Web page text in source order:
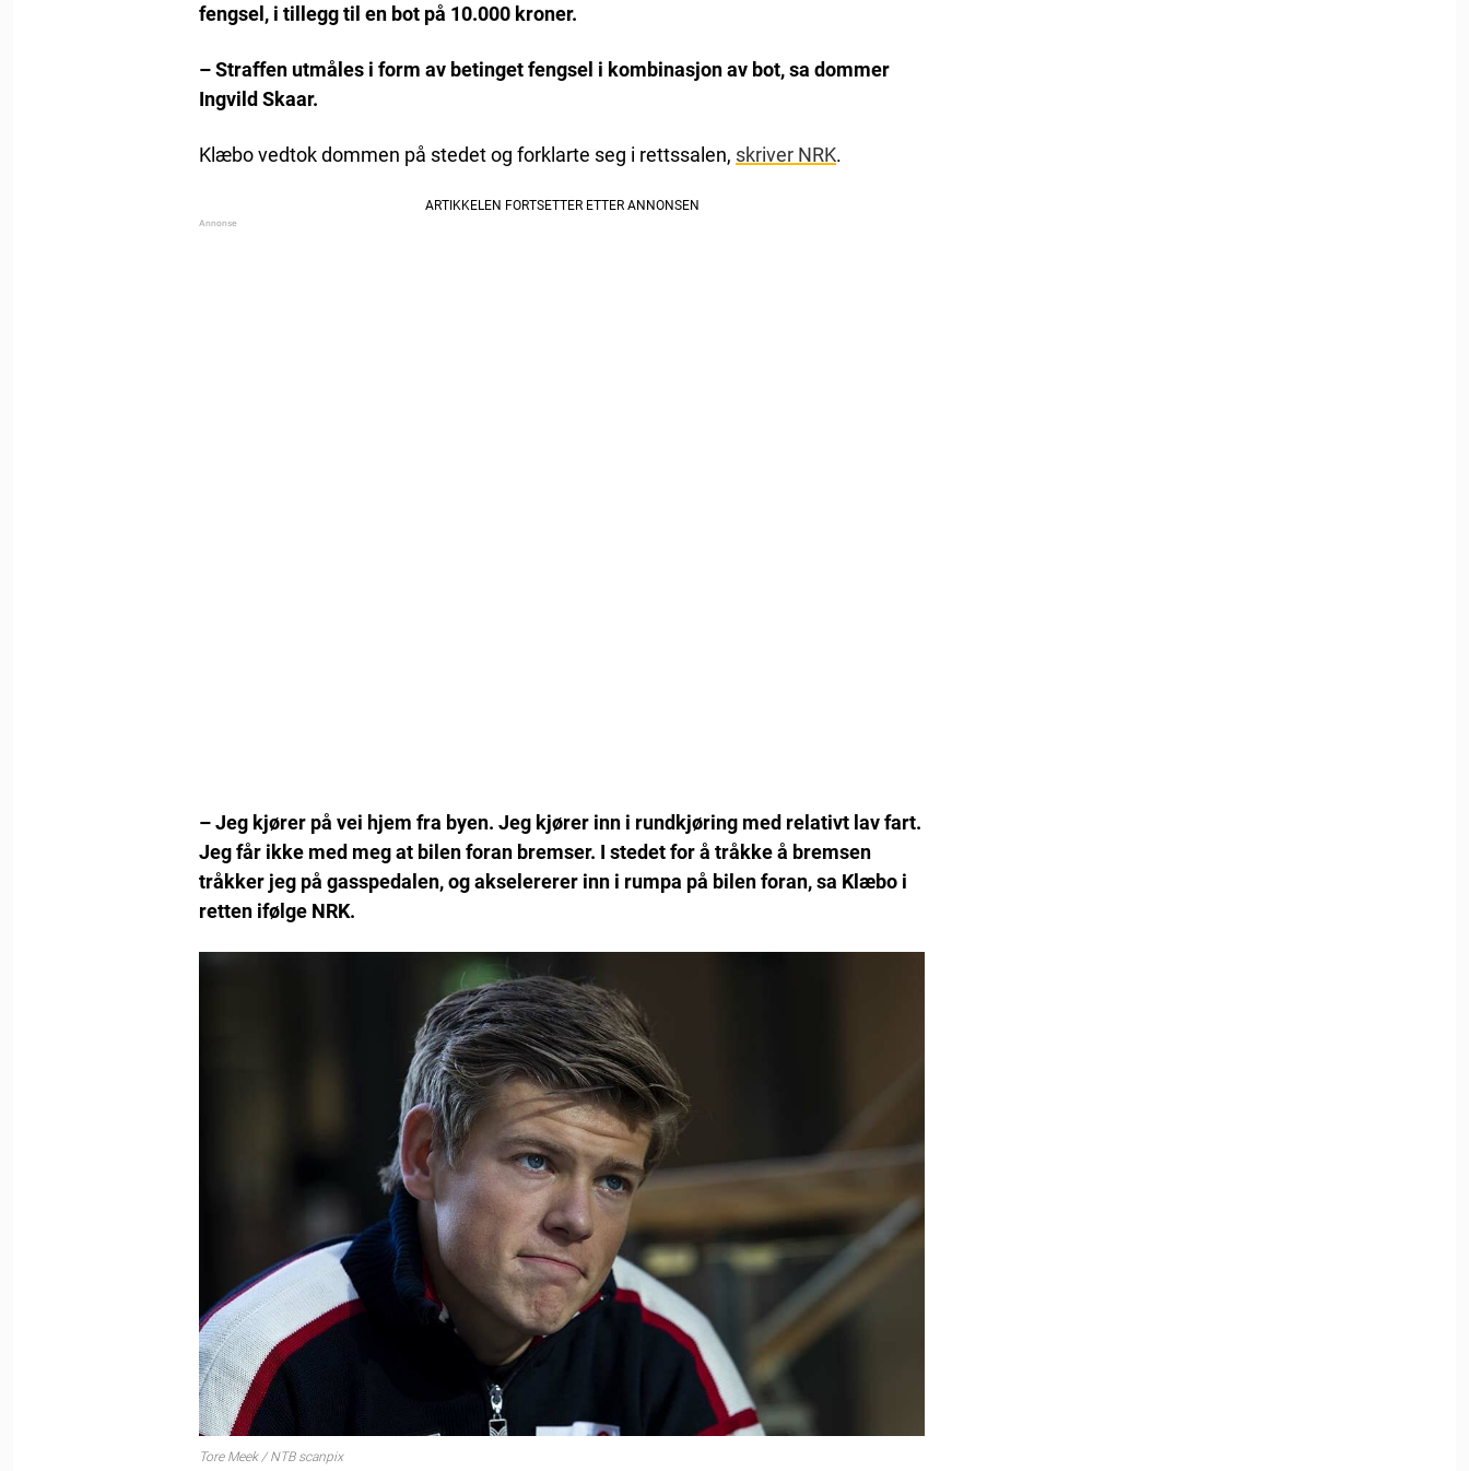
fengsel, i tillegg til en bot på 10.000 kroner.
– Straffen utmåles i form av betinget fengsel i kombinasjon av bot, sa dommer
Ingvild Skaar.
Klæbo vedtok dommen på stedet og forklarte seg i rettssalen, skriver NRK.
– Jeg kjører på vei hjem fra byen. Jeg kjører inn i rundkjøring med relativt lav fart.
Jeg får ikke med meg at bilen foran bremser. I stedet for å tråkke å bremsen
tråkker jeg på gasspedalen, og akselererer inn i rumpa på bilen foran, sa Klæbo i
retten ifølge NRK.
Tore Meek / NTB scanpix